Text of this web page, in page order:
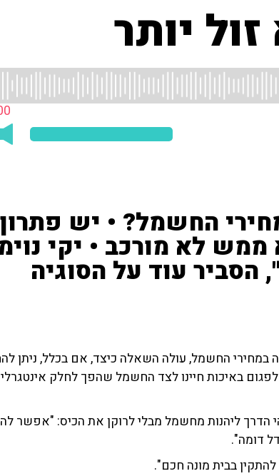
יותר
החשמל? • יש פתרון
לא מורכב • יקי
הסביר עוד על הסוגיה
במחירי החשמל, עולה השאלה כיצד, אם בכלל, ניתן
באיכות חיינו לצד החשמל שהפך לחלק
הדרך ליהנות מחשמל מבלי לרוקן את הכיס: "אפשר
דומה".
בבית מונה חכם".